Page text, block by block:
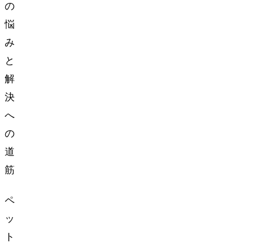
の
悩
み
と
解
決
へ
の
道
筋
ペ
ッ
ト